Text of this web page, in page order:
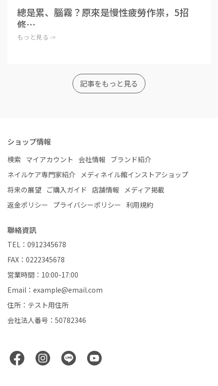
總是累、腦霧？原來是慢性疲勞作祟，5招
修⋯
もっと見る ->
記事をもっと見る
ショップ情報
検索 マイアカウント 会社情報 ブランド紹介
ネイルケア専門家紹介 メディネイル館インストアショップ
将来の展望 ご購入ガイド 店舗情報
メディア掲載
返金ポリシー プライバシーポリシー 利用規約
聯絡資訊
TEL：0912345678
FAX：0222345678
営業時間：10:00-17:00
Email：example@email.com
住所：テスト用住所
会社法人番号：50782346